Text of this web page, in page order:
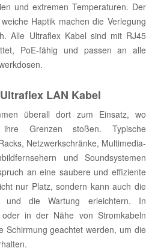
und extremen Temperaturen. Der
Haptik machen die Verlegung
Alle Ultraflex Kabel sind mit RJ45
PoE-fähig und passen an alle
LAN Kabel
überall dort zum Einsatz, wo
ihre Grenzen stoßen. Typische
Netzwerkschränke, Multimedia-
und Soundsystemen
an eine saubere und effiziente
nur Platz, sondern kann auch die
und die Wartung erleichtern. In
oder in der Nähe von Stromkabeln
Schirmung geachtet werden, um die